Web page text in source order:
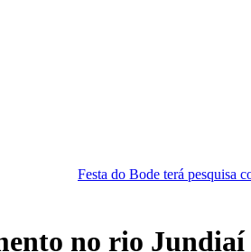
Bode terá pesquisa com público e
no rio